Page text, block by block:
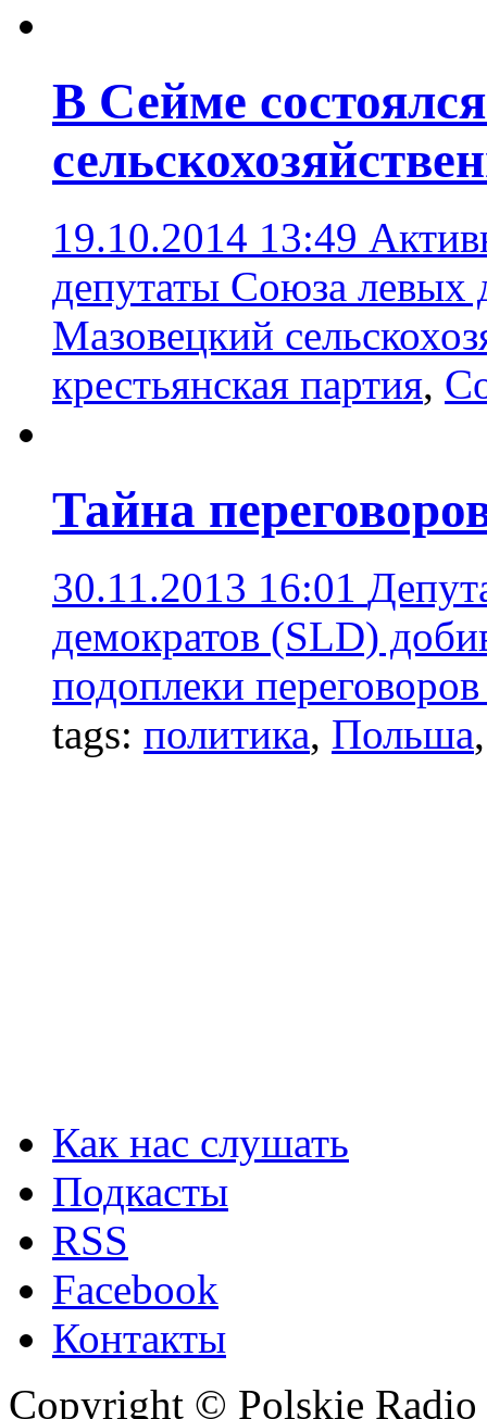
В Сейме
19.10.2014 13:49
депутаты Союза
Мазовецкий
крестьянская партия,
Тайна
30.11.2013 16:01
демократов (SLD)
подоплеки
tags: политика, Польша
Как нас слушать
Подкасты
RSS
Facebook
Контакты
Copyright © Polskie